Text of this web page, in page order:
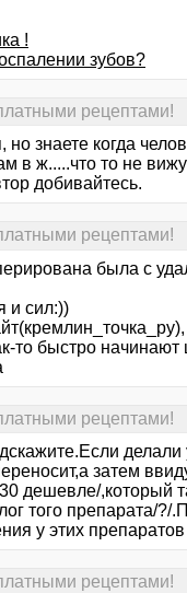
!
зубов?
рецептами!
знаете когда
в ж.....что то не
добивайтесь.
рецептами!
была с
и сил:))
то быстро начинают
рецептами!
делали
затем
дешевле/,который
того препарата/
у этих
рецептами!